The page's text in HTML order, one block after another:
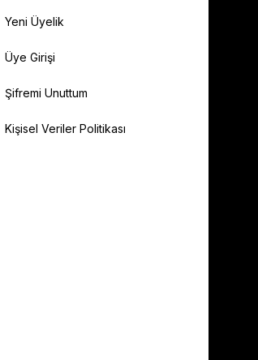
Yeni Üyelik
Üye Girişi
Şifremi Unuttum
Kişisel Veriler Politikası